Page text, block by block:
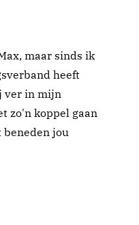
maar sinds ik
heeft
ver in mijn
zo'n koppel gaan
beneden jou